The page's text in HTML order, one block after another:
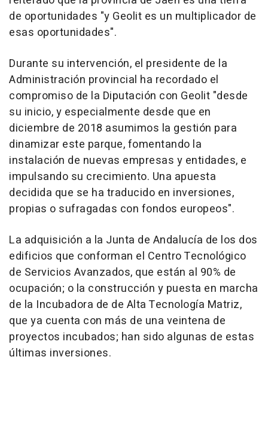
de oportunidades "y Geolit es un multiplicador de
esas oportunidades".
Durante su intervención, el presidente de la
Administración provincial ha recordado el
compromiso de la Diputación con Geolit "desde
su inicio, y especialmente desde que en
diciembre de 2018 asumimos la gestión para
dinamizar este parque, fomentando la
instalación de nuevas empresas y entidades, e
impulsando su crecimiento. Una apuesta
decidida que se ha traducido en inversiones,
propias o sufragadas con fondos europeos".
La adquisición a la Junta de Andalucía de los dos
edificios que conforman el Centro Tecnológico
de Servicios Avanzados, que están al 90% de
ocupación; o la construcción y puesta en marcha
de la Incubadora de de Alta Tecnología Matriz,
que ya cuenta con más de una veintena de
proyectos incubados; han sido algunas de estas
últimas inversiones.